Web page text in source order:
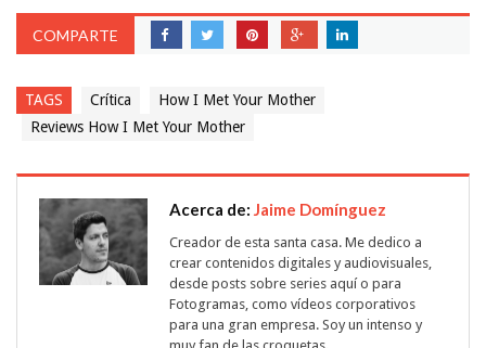
COMPARTE
TAGS Crítica
How I Met Your Mother
Reviews How I Met Your Mother
Acerca de: Jaime Domínguez
Creador de esta santa casa. Me dedico a
crear contenidos digitales y audiovisuales,
desde posts sobre series aquí o para
Fotogramas, como vídeos corporativos
para una gran empresa. Soy un intenso y